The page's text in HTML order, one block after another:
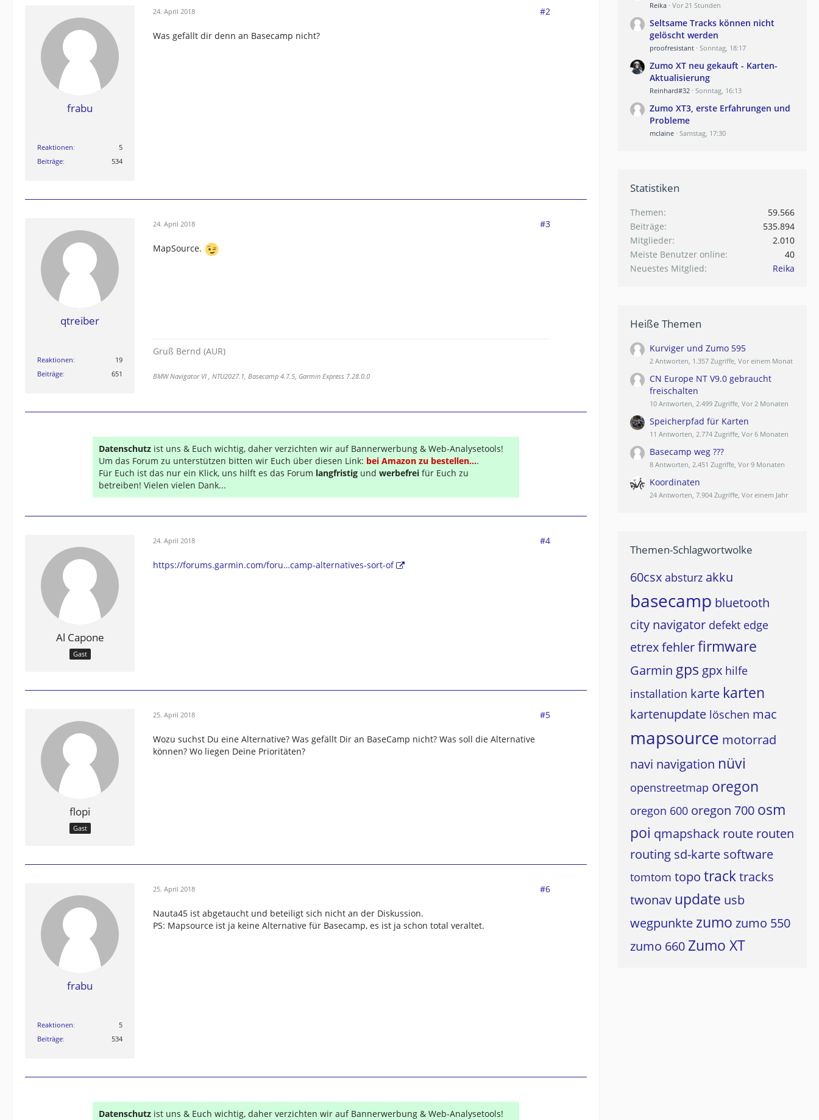
frabu
Reaktionen
5
Beiträge
534
24. April 2018 #2
Was gefällt dir denn an Basecamp nicht?
qtreiber
Reaktionen
19
Beiträge
651
24. April 2018 #3
MapSource.
Gruß Bernd (AUR)
BMW Navigator VI , NTU2027.1, Basecamp 4.7.5, Garmin Express 7.28.0.0
Datenschutz ist uns & Euch wichtig, daher verzichten wir auf Bannerwerbung & Web-Analysetools!
Um das Forum zu unterstützen bitten wir Euch über diesen Link: bei Amazon zu bestellen....
Für Euch ist das nur ein Klick, uns hilft es das Forum langfristig und werbefrei für Euch zu
betreiben! Vielen vielen Dank...
Al Capone
Gast
24. April 2018 #4
https://forums.garmin.com/foru…camp-alternatives-sort-of
flopi
Gast
25. April 2018 #5
Wozu suchst Du eine Alternative? Was gefällt Dir an BaseCamp nicht? Was soll die Alternative
können? Wo liegen Deine Prioritäten?
frabu
Reaktionen
5
Beiträge
534
25. April 2018 #6
Nauta45 ist abgetaucht und beteiligt sich nicht an der Diskussion.
PS: Mapsource ist ja keine Alternative für Basecamp, es ist ja schon total veraltet.
Datenschutz ist uns & Euch wichtig, daher verzichten wir auf Bannerwerbung & Web-Analysetools!
Reika Vor 21 Stunden
Seltsame Tracks können nicht
gelöscht werden
proofresistant Sonntag, 18:17
Zumo XT neu gekauft - Karten-
Aktualisierung
Reinhard#32 Sonntag, 16:13
Zumo XT3, erste Erfahrungen und
Probleme
mclaine Samstag, 17:30
Statistiken
Themen
59.566
Beiträge
535.894
Mitglieder
2.010
Meiste Benutzer online
40
Neuestes Mitglied
Reika
Heiße Themen
Kurviger und Zumo 595
2 Antworten, 1.357 Zugriffe, Vor einem Monat
CN Europe NT V9.0 gebraucht
freischalten
10 Antworten, 2.499 Zugriffe, Vor 2 Monaten
Speicherpfad für Karten
11 Antworten, 2.774 Zugriffe, Vor 6 Monaten
Basecamp weg ???
8 Antworten, 2.451 Zugriffe, Vor 9 Monaten
Koordinaten
24 Antworten, 7.904 Zugriffe, Vor einem Jahr
Themen-Schlagwortwolke
60csx absturz akku
basecamp bluetooth
city navigator defekt edge
etrexfehlerfirmware
Garmin gps gpx hilfe
installation karte karten
kartenupdate löschen mac
mapsource motorrad
navi navigation nüvi
openstreetmap oregon
oregon 600 oregon 700 osm
poi qmapshack route routen
routing sd-karte software
tomtom topo tracktracks
twonav update usb
wegpunkte zumo zumo 550
zumo 660 Zumo XT